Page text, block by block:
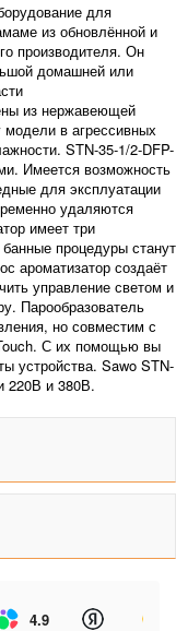
для
из обновлённой и
производителя. Он
домашней или
из нержавеющей
модели в агрессивных
STN-35-1/2-DFP-
Имеется возможность
для эксплуатации
удаляются
имеет три
процедуры станут
ароматизатор создаёт
управление светом и
Парообразователь
но совместим с
С их помощью вы
устройства. Sawo STN-
220В и 380В.
4.9